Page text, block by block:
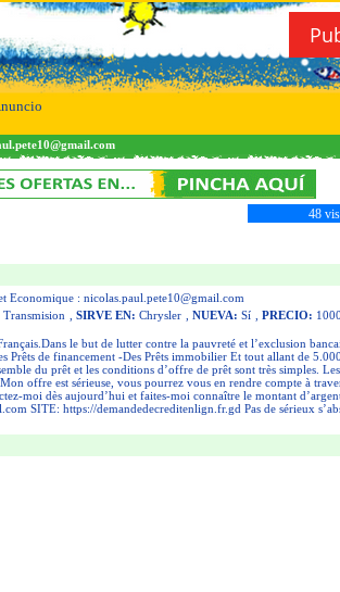
48
Economique : nicolas.paul.pete10@gmail.com
Transmision SIRVE EN: Chrysler NUEVA: Sí PRECIO:
le but de lutter contre la pauvreté et l’exclusion
Prêts de financement -Des Prêts immobilier Et tout allant de
du prêt et les conditions d’offre de prêt sont très simples.
offre est sérieuse, vous pourrez vous en rendre compte à
moi dès aujourd’hui et faites-moi connaître le montant
SITE: https://demandedecreditenlign.fr.gd Pas de sérieux